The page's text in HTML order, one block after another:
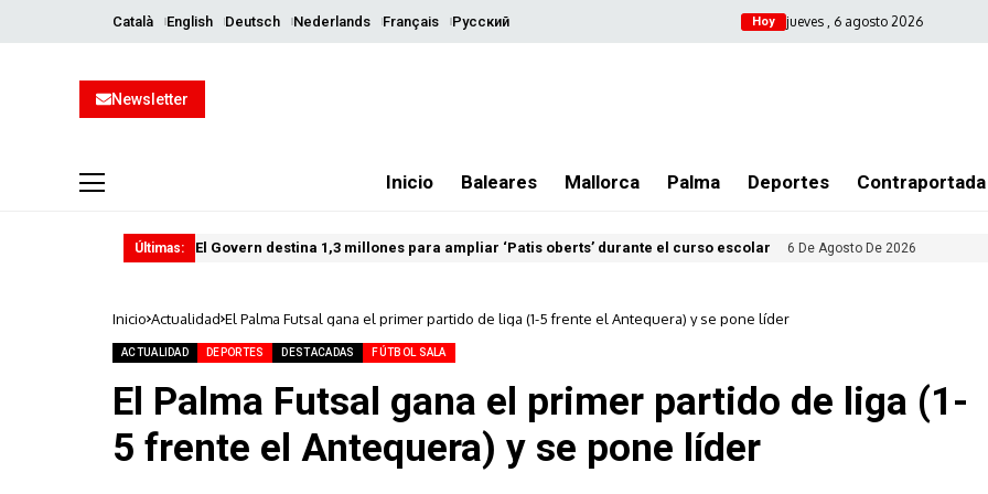
Català English Deutsch Nederlands Français Русский Hoy jueves , 6 agosto 2026
Newsletter
Inicio Baleares Mallorca Palma Deportes Contraportada
Últimas: El Govern destina 1,3 millones para ampliar ‘Patis oberts’ durante el curso escolar 6 De Agosto De 2026
Inicio Actualidad El Palma Futsal gana el primer partido de liga (1-5 frente el Antequera) y se pone líder
ACTUALIDAD DEPORTES DESTACADAS FÚTBOL SALA
El Palma Futsal gana el primer partido de liga (1-
5 frente el Antequera) y se pone líder